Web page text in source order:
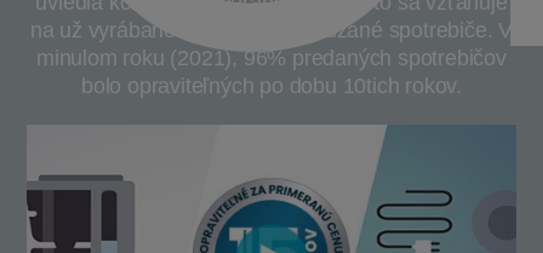
na už vyrábané a tiež novo uvádzané spotrebiče. V
minulom roku (2021), 96% predaných spotrebičov
bolo opraviteľných po dobu 10tich rokov.